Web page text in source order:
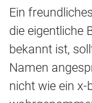
Ein
die eigentliche
bekannt ist,
Namen
nicht wie ein x-